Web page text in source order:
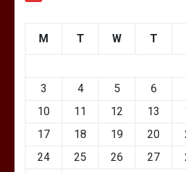
M T W T
3
4 5 6
10
11 12 13
17
18 19 20
24
25 26 27